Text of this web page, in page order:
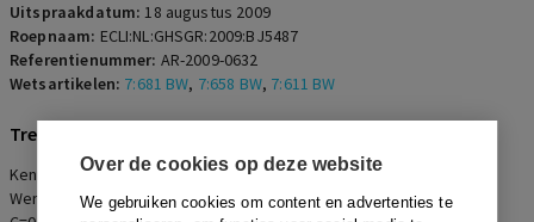
Over de cookies op deze website
We gebruiken cookies om content en advertenties te
Uitspraakdatum:18 augustus 2009
Roepnaam: ECLI:NL:GHSGR:2009:BJ5487
Referentienummer: AR-2009-0632
Wetsartikelen: 7:681 BW, 7:658 BW, 7:611 BW
Trefwoorden
Kennelijk onredelijk ontslag, Langdurige arbeidsongeschiktheid,
Werkgeversaansprakelijkheid, Verzekeringsplicht, Re-integratie,